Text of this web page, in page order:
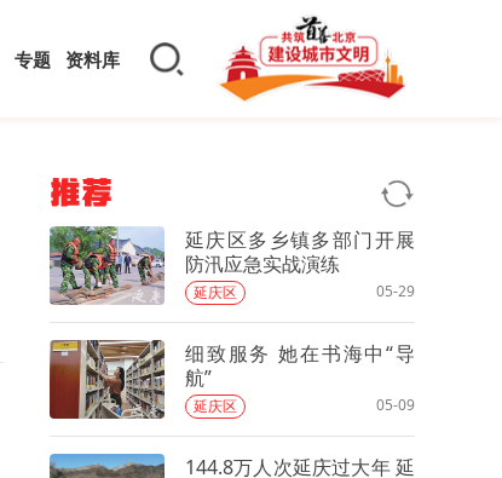
专题 资料库
推荐
延庆区多乡镇多部门开展
防汛应急实战演练
延庆区 05-29
细致服务 她在书海中“导
航”
延庆区 05-09
144.8万人次延庆过大年 延